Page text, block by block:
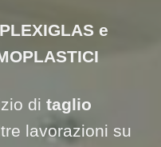
e
di taglio
lavorazioni su